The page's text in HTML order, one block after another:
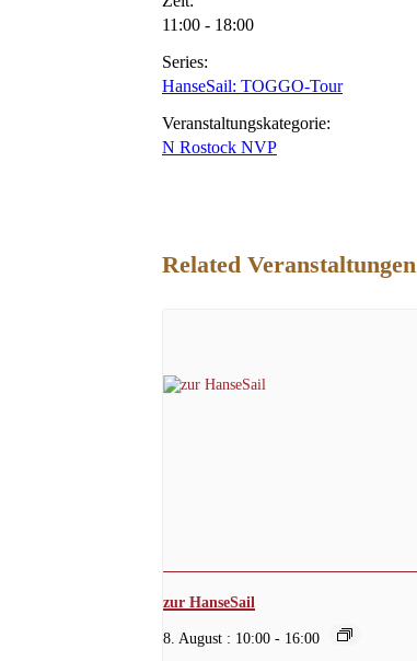
11:00 - 18:00
Series:
HanseSail: TOGGO-Tour
Veranstaltungskategorie:
N Rostock NVP
Related Veranstaltungen
zur HanseSail
8. August : 10:00 - 16:00